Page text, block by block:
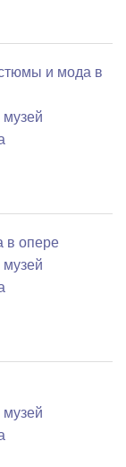
и мода в
музей
в опере
музей
музей